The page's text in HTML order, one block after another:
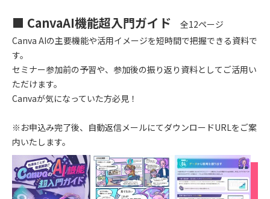
■ CanvaAI機能超入門ガイド
全12ページ
Canva AIの主要機能や活用イメージを短時間で把握できる資料で
す。
セミナー参加前の予習や、参加後の振り返り資料としてご活用い
ただけます。
Canvaが気になっていた方必見！
※お申込み完了後、自動返信メールにてダウンロードURLをご案
内いたします。